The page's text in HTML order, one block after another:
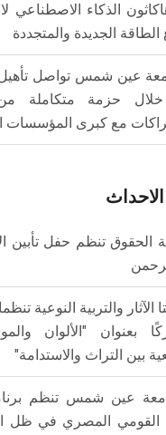
الذكاء الاصطناعي
الجديدة والمتجددة
عين شمس تواصل تأهيل
حزمة متكاملة من
مع كبرى المؤسسات
الحقوق تنظم حفل تأبين
الآثار والتربية النوعية
بعنوان "الألوان
بين التراث والاستدامة"
عين شمس تنظم
القومي المصري في ظل